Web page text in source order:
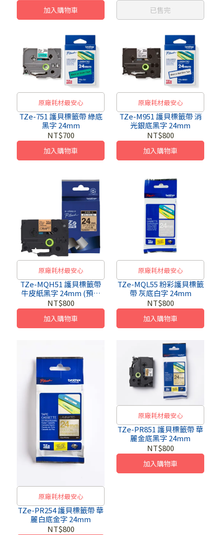
加入購物車 已售完
原廠耗材最安心
TZe-751 護貝標籤帶 綠底
黑字 24mm
NT$700
加入購物車
原廠耗材最安心
TZe-M951 護貝標籤帶 消
光銀底黑字 24mm
NT$800
加入購物車
原廠耗材最安心
TZe-MQH51 護貝標籤帶
牛皮紙黑字 24mm (預購
品，預計七月中依序出貨)
NT$800
加入購物車
原廠耗材最安心
TZe-MQL55 粉彩護貝標籤
帶 灰底白字 24mm
NT$800
加入購物車
原廠耗材最安心
TZe-PR254 護貝標籤帶 華
麗白底金字 24mm
NT$800
原廠耗材最安心
TZe-PR851 護貝標籤帶 華
麗金底黑字 24mm
NT$800
加入購物車